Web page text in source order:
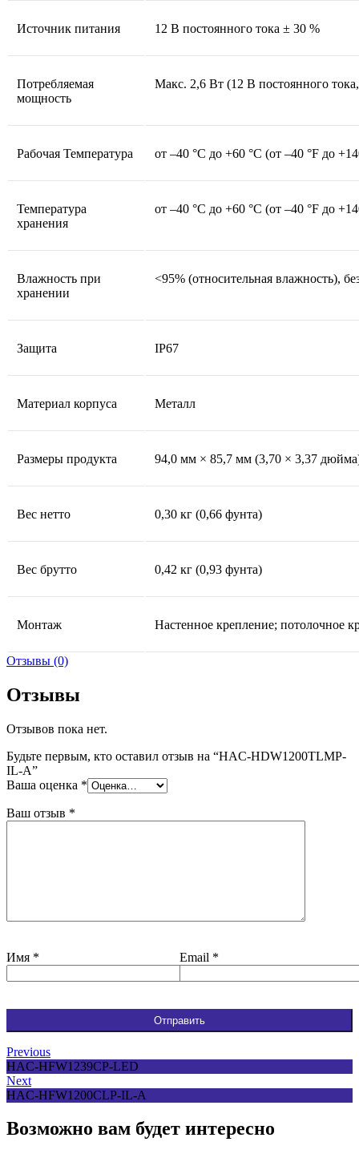
Источник питания 12 В постоянного тока ± 30 %
Потребляемая
мощность
Макс. 2,6 Вт (12 В постоянного
Рабочая Температура от –40 °C до +60 °C (от –40 °F до
Температура
хранения
от –40 °C до +60 °C (от –40 °F до
Влажность при
хранении
<95% (относительная влажность),
Защита IP67
Материал корпуса Металл
Размеры продукта 94,0 мм × 85,7 мм (3,70 × 3,37
Вес нетто 0,30 кг (0,66 фунта)
Вес брутто 0,42 кг (0,93 фунта)
Монтаж Настенное крепление; потолочное
Отзывы (0)
Отзывы
Отзывов пока нет.
Будьте первым, кто оставил отзыв на “HAC-HDW1200TLMP-
IL-A”
Ваша оценка *
Ваш отзыв *
Имя * Email *
Previous
HAC-HFW1239CP-LED
Next
HAC-HFW1200CLP-IL-A
Возможно вам будет интересно